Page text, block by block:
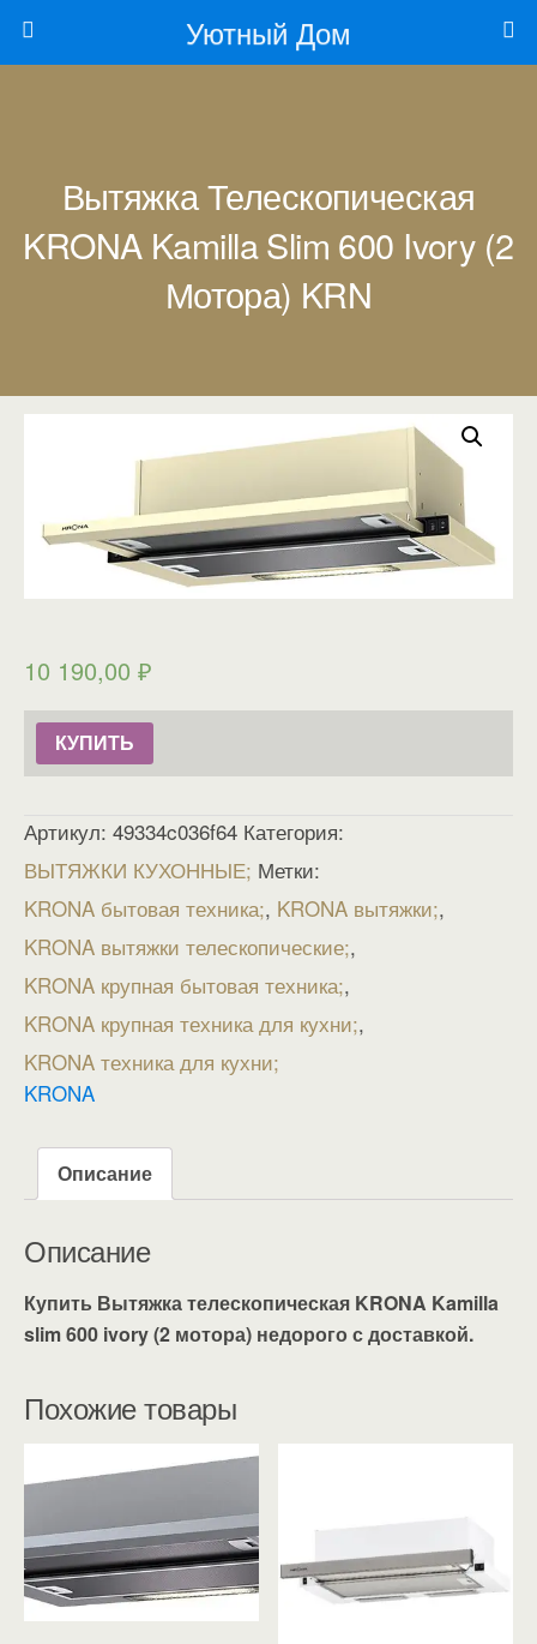
Уютный Дом
Вытяжка Телескопическая
KRONA Kamilla Slim 600 Ivory (2
Мотора) KRN
10 190,00 ₽
КУПИТЬ
Артикул: 49334c036f64 Категория:
ВЫТЯЖКИ КУХОННЫЕ Метки:
KRONA бытовая техника , KRONA вытяжки ,
KRONA вытяжки телескопические ,
KRONA крупная бытовая техника ,
KRONA крупная техника для кухни ,
KRONA техника для кухни
KRONA
Описание
Описание
Купить Вытяжка телескопическая KRONA Kamilla
slim 600 ivory (2 мотора) недорого с доставкой.
Похожие товары